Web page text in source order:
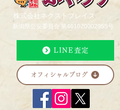
株式会社ネクストプレイス
新潟県公安委員会 第461020002955号
LINE査定
オフィシャルブログ